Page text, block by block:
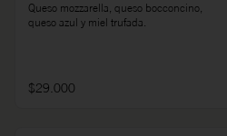
Queso mozzarella, queso bocconcino,
queso azul y miel trufada.
$29.000